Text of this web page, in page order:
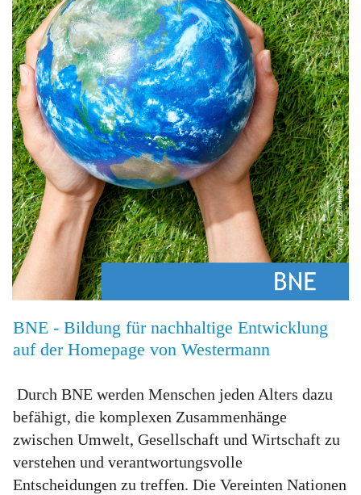
BNE - Bildung für nachhaltige Entwicklung
auf der Homepage von Westermann
Durch BNE werden Menschen jeden Alters dazu
befähigt, die komplexen Zusammenhänge
zwischen Umwelt, Gesellschaft und Wirtschaft zu
verstehen und verantwortungsvolle
Entscheidungen zu treffen. Die Vereinten Nationen